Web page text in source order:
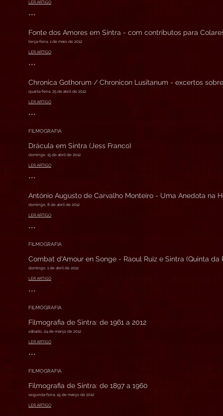
LER ARTIGO
***
Fonte dos Amores em Sintra - com contributos para
terça-feira, 1 de maio de 2012
LER ARTIGO
***
Chronica Gothorum / Chronicon Lusitanum - excertos
quarta-feira, 25 de abril de 2012
LER ARTIGO
***
FILMOGRAFIA
Drácula em Sintra (Jess Franco)
domingo, 15 de abril de 2012
LER ARTIGO
***
António Augusto de Carvalho Monteiro - Uma Anedota na
domingo, 8 de abril de 2012
LER ARTIGO
***
FILMOGRAFIA
Combat d'Amour en Songe - Raoul Ruiz e Sintra (Quinta da
domingo, 1 de abril de 2012
LER ARTIGO
***
FILMOGRAFIA
Filmografia de Sintra: de 1961 a 2012
sábado, 24 de março de 2012
LER ARTIGO
***
FILMOGRAFIA
Filmografia de Sintra: de 1897 a 1960
segunda-feira, 19 de março de 2012
LER ARTIGO